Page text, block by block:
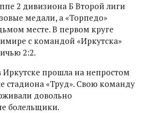
2 дивизиона Б Второй лиги
медали, а «Торпедо»
месте. В первом круге
с командой «Иркутска»
2:2.
Иркутске прошла на непростом
стадиона «Труд». Свою команду
довольно
болельщики.